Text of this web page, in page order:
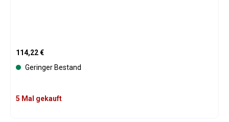
Regulärer Preis:
114,22 €
Geringer Bestand
5 Mal gekauft